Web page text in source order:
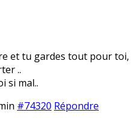
et tu gardes tout pour toi,
..
si mal..
#74320 Répondre